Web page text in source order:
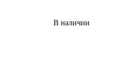
В наличии